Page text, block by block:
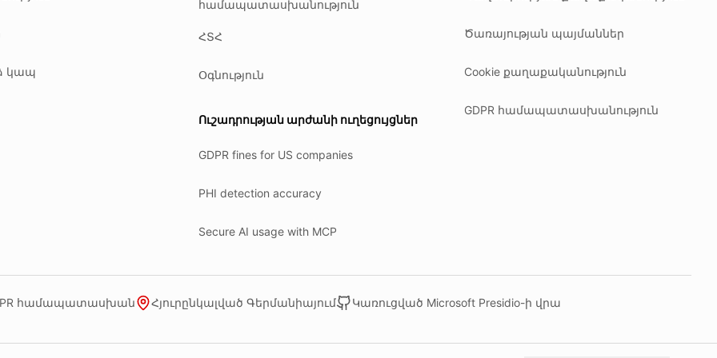
կապ
համապատասխանություն
ՀՏՀ
Օգնություն
Ուշադրության արժանի ուղեցույցներ
GDPR fines for US companies
PHI detection accuracy
Secure AI usage with MCP
Ծառայության պայմաններ
Cookie քաղաքականություն
GDPR համապատասխանություն
համապատասխան Հյուրընկալված Գերմանիայում Կառուցված Microsoft Presidio-ի վրա